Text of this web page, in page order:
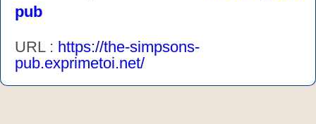
pub
URL : https://the-simpsons-
pub.exprimetoi.net/